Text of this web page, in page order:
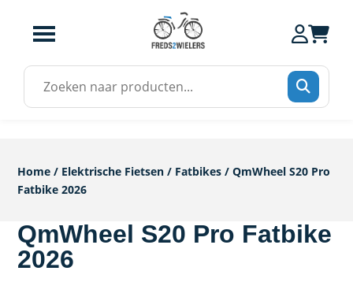
Zoek
naar:
Home / Elektrische Fietsen / Fatbikes / QmWheel S20 Pro
Fatbike 2026
QmWheel S20 Pro Fatbike
2026